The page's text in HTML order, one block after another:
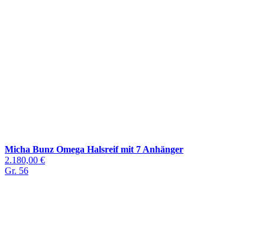
Micha Bunz Omega Halsreif mit 7 Anhänger
2.180,00 €
Gr. 56